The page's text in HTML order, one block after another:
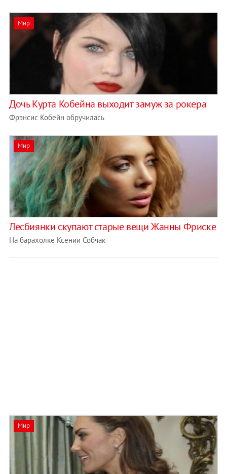
Мир
Дочь Курта Кобейна выходит замуж за рокера
Фрэнсис Кобейн обручилась
Мир
Лесбиянки скупают старые вещи Жанны Фриске
На барахолке Ксении Собчак
Мир